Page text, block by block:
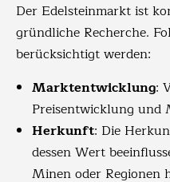
Der Edelsteinmarkt ist
gründliche Recherche.
berücksichtigt werden:
Marktentwicklung:
Preisentwicklung und
Herkunft: Die
dessen Wert
Minen oder Regionen